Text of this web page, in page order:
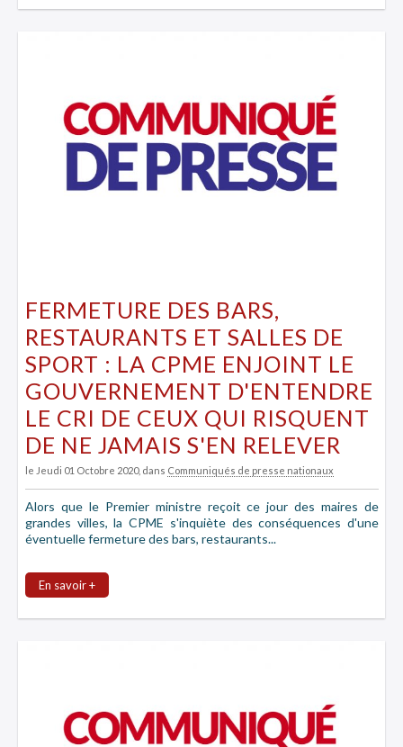
FERMETURE DES BARS,
RESTAURANTS ET SALLES DE
SPORT : LA CPME ENJOINT LE
GOUVERNEMENT D'ENTENDRE
LE CRI DE CEUX QUI RISQUENT
DE NE JAMAIS S'EN RELEVER
le Jeudi 01 Octobre 2020, dans Communiqués de presse nationaux
Alors que le Premier ministre reçoit ce jour des maires de
grandes villes, la CPME s'inquiète des conséquences d'une
éventuelle fermeture des bars, restaurants...
En savoir +